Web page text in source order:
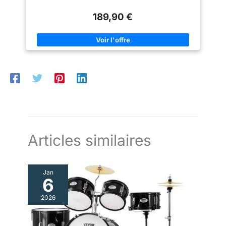
manche et le haut de la touche
[Nous vous avons à l'esprit] : la
livrée avec tous les accessoires
dont vous avez besoin : un sac
de transport, une sangle de
boîte
avec brio vos morceaux préférés à la basse, avec votre groupe
qualité, nous avons prévu un ampli puissant de 40 watts avec
des réglages de tonalité. Un son exceptionnel, même à volume
élevé. Les accessoires dont vous avez besoin : ce pack inclut
transporter : rangez votre basse dans sa housse renforcée et
189,90 €
Articles similaires
Jan
6
2026